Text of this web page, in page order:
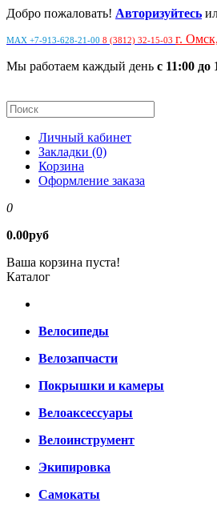
Добро пожаловать! Авторизуйтесь
MAX +7-913-628-21-00 8 (3812) 32-15-03 г.
Мы работаем каждый день с 11:00 до
Личный кабинет
Закладки (0)
Корзина
Оформление заказа
0
0.00руб
Ваша корзина пуста!
Каталог
Велосипеды
Велозапчасти
Покрышки и камеры
Велоаксессуары
Велоинструмент
Экипировка
Самокаты